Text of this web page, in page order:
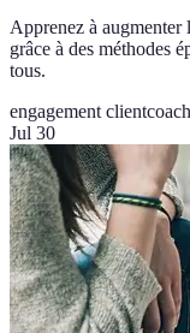
Apprenez à augmenter
grâce à des méthodes
tous.
engagement client
Jul 30